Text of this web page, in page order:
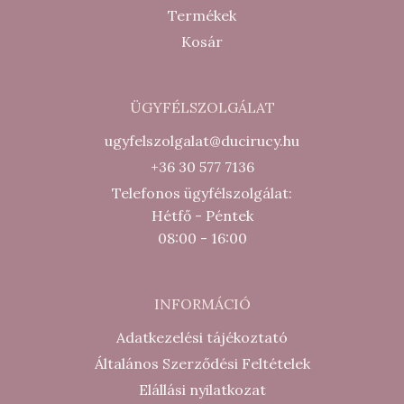
Termékek
Kosár
ÜGYFÉLSZOLGÁLAT
ugyfelszolgalat@ducirucy.hu
+36 30 577 7136
Telefonos ügyfélszolgálat:
Hétfő - Péntek
08:00 - 16:00
INFORMÁCIÓ
Adatkezelési tájékoztató
Általános Szerződési Feltételek
Elállási nyilatkozat